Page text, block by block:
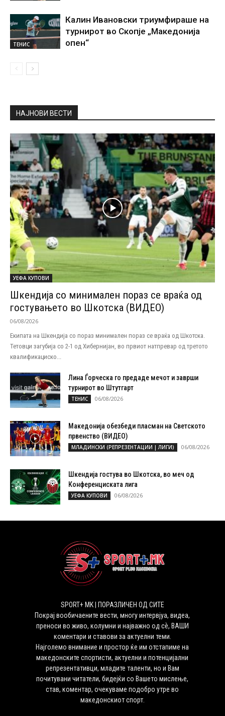
ТЕНИС
Калин Ивановски триумфираше на
турнирот во Скопје „Македонија
опен“
НАЈНОВИ ВЕСТИ
УЕФА КУПОВИ
Шкендија со минимален пораз се враќа од
гостувањето во Шкотска (ВИДЕО)
06/08/2026
Екипата на Шкендија со пораз минимален пораз се враќа од Шкотска.
Тетовци загубија со 2-1 од Хибернијан, во првиот натпревар од третото
квалификациско...
Лина Ѓорческа го предаде мечот и заврши
турнирот во Штутгарт
ТЕНИС 06/08/2026
Македонија обезбеди пласман на Светското
првенство (ВИДЕО)
МЛАДИНСКИ (РЕПРЕЗЕНТАЦИИ | ЛИГИ) 06/08/2026
Шкендија гостува во Шкотска, во меч од
Конференциската лига
УЕФА КУПОВИ 06/08/2026
SPORT+ MK | ПОРАЗЛИЧЕН ОД СИТЕ
Покрај вообичаените вести, многу интервјуа, видеа,
преноси во живо, колумни и најважно од сѐ, ВАШИ
коментари и ставови за актуелни теми.
Најголемо внимание и простор ќе им отстапиме на
македонските спортисти, актуелни и потенцијални
репрезентативци, младите таленти, но и Вам
почитувани читатели, бидејќи со Вашето мислење,
став, коментар, очекуваме подобро утре во
македонскиот спорт.